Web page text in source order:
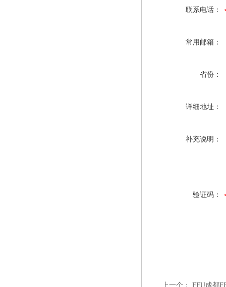
联系电话：
常用邮箱：
省份：
详细地址：
补充说明：
验证码：
上一个： FFU成都